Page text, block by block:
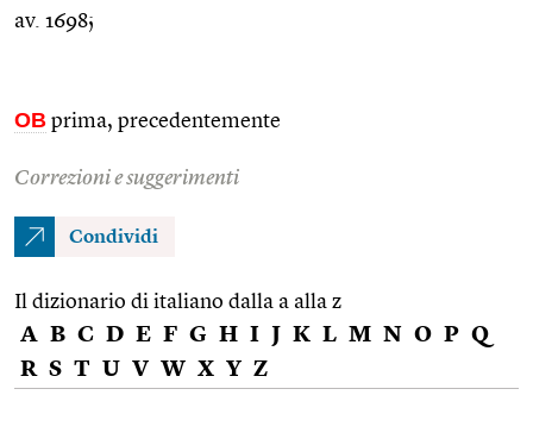
av. 1698;
OB prima, precedentemente
Correzioni e suggerimenti
Condividi
Il dizionario di italiano dalla a alla z
A B C D E F G H I J K L M N O P Q
R S T U V W X Y Z